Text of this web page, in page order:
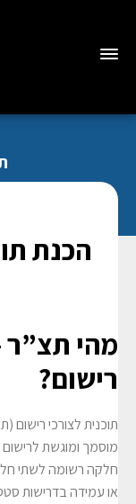
הכנת
מהי תצ”ר
רישום?
תוכנית לצורכי רישום
מוסמך ומוגשת
חלקה רשומה לשתי
או עמידה בדרישות